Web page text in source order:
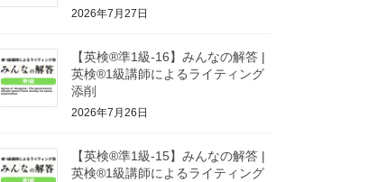
2026年7月27日
【英検®準1級-16】みんなの解答 |
英検®1級講師によるライティング
添削
2026年7月26日
【英検®準1級-15】みんなの解答 |
英検®1級講師によるライティング